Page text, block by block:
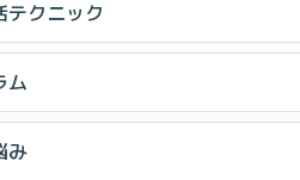
テクニック
ム
み